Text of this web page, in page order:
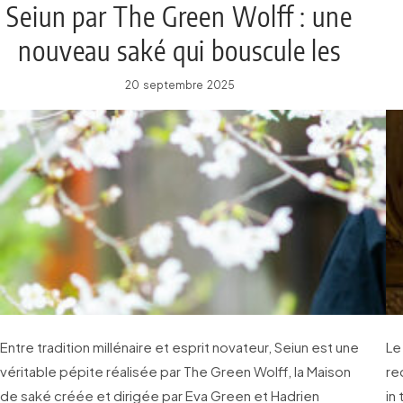
Seiun par The Green Wolff : une
nouveau saké qui bouscule les
codes !
20 septembre 2025
Entre tradition millénaire et esprit novateur, Seiun est une
véritable pépite réalisée par The Green Wolff, la Maison
de saké créée et dirigée par Eva Green et Hadrien
in